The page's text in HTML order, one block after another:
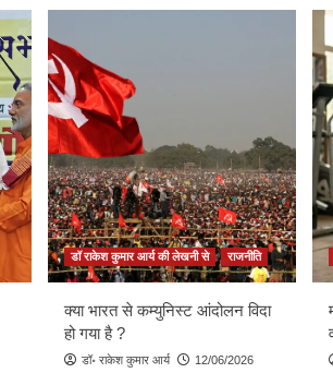
डॉ राकेश कुमार आर्य की लेखनी से राजनीति
क्या भारत से कम्युनिस्ट आंदोलन विदा
हो गया है ?
डॉ॰ राकेश कुमार आर्य 12/06/2026